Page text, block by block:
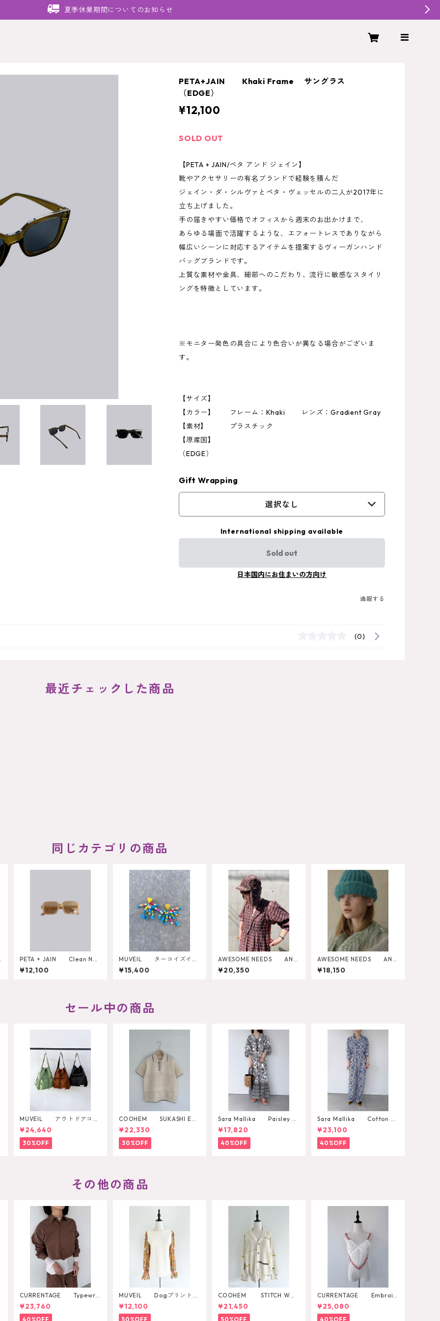
夏季休業期間についてのお知らせ
PETA+JAIN Khaki Frame サングラス
（EDGE）
¥12,100
SOLD OUT
【PETA + JAIN/ペタ アンド ジェイン】
靴やアクセサリーの有名ブランドで経験を積んだ
ジェイン・ダ・シルヴァとペタ・ヴェッセルの二人が2017年に
立ち上げました。
手の届きやすい価格でオフィスから週末のお出かけまで、
あらゆる場面で活躍するような、エフォートレスでありながら
幅広いシーンに対応するアイテムを提案するヴィーガンハンド
バッグブランドです。
上質な素材や金具、細部へのこだわり、流行に敏感なスタイリ
ングを特徴としています。
※モニター発色の具合により色合いが異なる場合がございま
す。
【サイズ】
【カラー】 フレーム：Khaki レンズ：Gradient Gray
【素材】 プラスチック
【原産国】
（EDGE）
Gift Wrapping
選択なし
International shipping available
Sold out
日本国内にお住まいの方向け
通報する
(0)
最近チェックした商品
同じカテゴリの商品
PETA + JAIN Clean Nud
e Frame サングラス
（ELISE）
¥12,100
MUVEIL ターコイズイヤ
リング
¥15,400
AWESOME NEEDS AN R
IVERSIBLE TRAPPER CAP
¥20,350
AWESOME NEEDS AN P
OPCORN KNIT HAT
¥18,150
セール中の商品
MUVEIL アウトドアコラ
ボ2WAYリュック
¥24,640
30%OFF
COOHEM SUKASHI EM
BOSSED KNIT PULLOVER
¥22,330
30%OFF
Sara Mallika Paisley Fl
ower Print Dress
¥17,820
40%OFF
Sara Mallika Cotton Fl
ower Signal Print All In O
ne
¥23,100
40%OFF
その他の商品
CURRENTAGE Typewrit
er Shirt Blouson
¥23,760
40%OFF
MUVEIL Dogプリントカ
ットソー
¥12,100
50%OFF
COOHEM STITCH WO
RK KNIT CARDIGAN
¥21,450
50%OFF
CURRENTAGE Embroid
ery Layared Blouse
¥25,080
40%OFF